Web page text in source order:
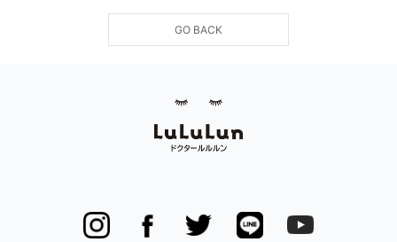
GO BACK